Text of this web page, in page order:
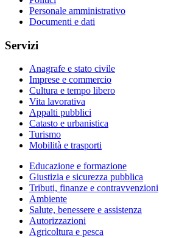
Personale amministrativo
Documenti e dati
Servizi
Anagrafe e stato civile
Imprese e commercio
Cultura e tempo libero
Vita lavorativa
Appalti pubblici
Catasto e urbanistica
Turismo
Mobilità e trasporti
Educazione e formazione
Giustizia e sicurezza pubblica
Tributi, finanze e contravvenzioni
Ambiente
Salute, benessere e assistenza
Autorizzazioni
Agricoltura e pesca